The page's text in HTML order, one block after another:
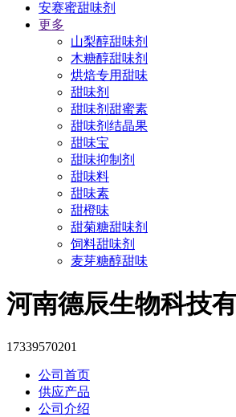
安赛蜜甜味剂
更多
山梨醇甜味剂
木糖醇甜味剂
烘焙专用甜味
甜味剂
甜味剂甜蜜素
甜味剂结晶果
甜味宝
甜味抑制剂
甜味料
甜味素
甜橙味
甜菊糖甜味剂
饲料甜味剂
麦芽糖醇甜味
河南德辰生物科技
17339570201
公司首页
供应产品
公司介绍